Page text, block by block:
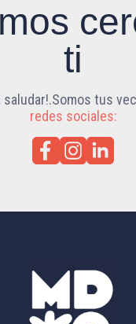
ti
saludar!.Somos tus
redes sociales: